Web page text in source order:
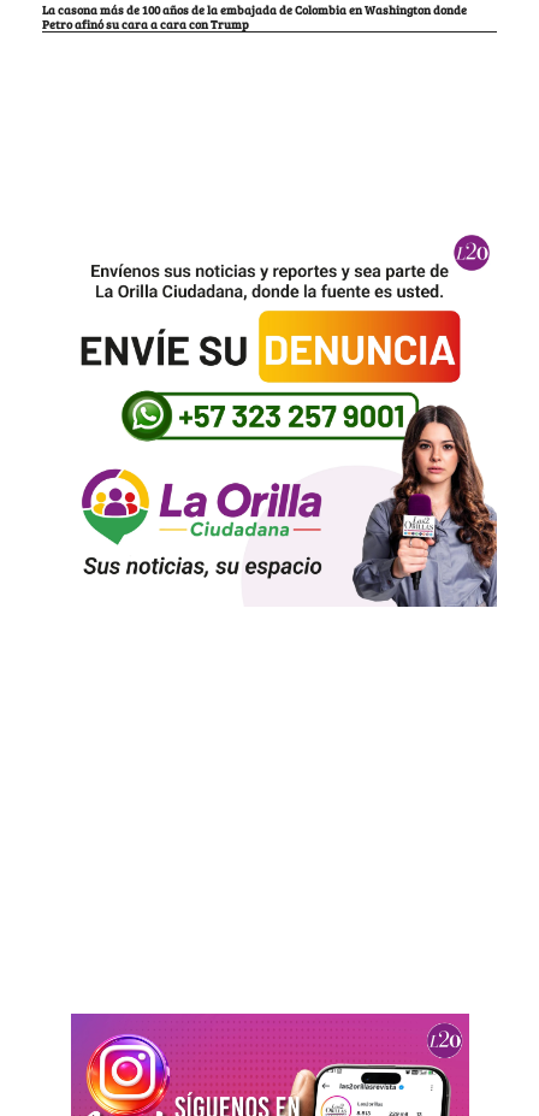
La casona más de 100 años de la embajada de Colombia en Washington donde
Petro afinó su cara a cara con Trump